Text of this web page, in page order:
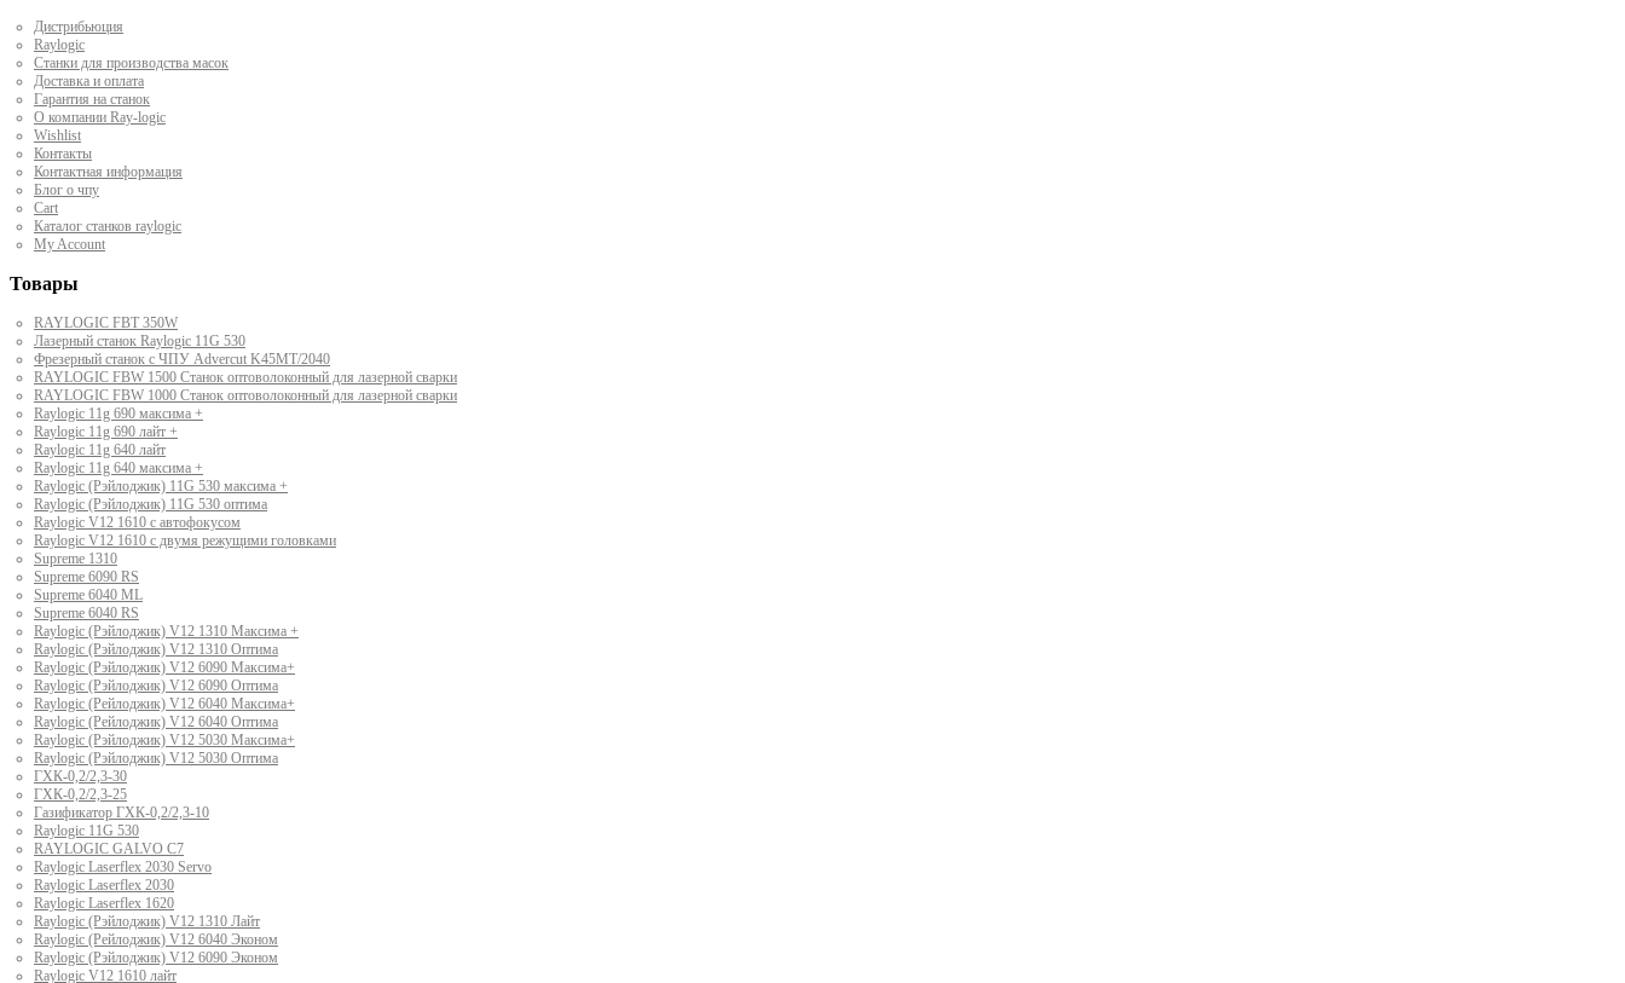
Дистрибьюция
Raylogic
Станки для производства масок
Доставка и оплата
Гарантия на станок
О компании Ray-logic
Wishlist
Контакты
Контактная информация
Блог о чпу
Cart
Каталог станков raylogic
My Account
Товары
RAYLOGIC FBT 350W
Лазерный станок Raylogic 11G 530
Фрезерный станок с ЧПУ Advercut K45MT/2040
RAYLOGIC FBW 1500 Станок оптоволоконный для лазерной сварки
RAYLOGIC FBW 1000 Станок оптоволоконный для лазерной сварки
Raylogic 11g 690 максима +
Raylogic 11g 690 лайт +
Raylogic 11g 640 лайт
Raylogic 11g 640 максима +
Raylogic (Рэйлоджик) 11G 530 максима +
Raylogic (Рэйлоджик) 11G 530 оптима
Raylogic V12 1610 с автофокусом
Raylogic V12 1610 с двумя режущими головками
Supreme 1310
Supreme 6090 RS
Supreme 6040 ML
Supreme 6040 RS
Raylogic (Рэйлоджик) V12 1310 Максима +
Raylogic (Рэйлоджик) V12 1310 Оптима
Raylogic (Рэйлоджик) V12 6090 Максима+
Raylogic (Рэйлоджик) V12 6090 Оптима
Raylogic (Рейлоджик) V12 6040 Максима+
Raylogic (Рейлоджик) V12 6040 Оптима
Raylogic (Рэйлоджик) V12 5030 Максима+
Raylogic (Рэйлоджик) V12 5030 Оптима
ГХК-0,2/2,3-30
ГХК-0,2/2,3-25
Газификатор ГХК-0,2/2,3-10
Raylogic 11G 530
RAYLOGIC GALVO С7
Raylogic Laserflex 2030 Servo
Raylogic Laserflex 2030
Raylogic Laserflex 1620
Raylogic (Рэйлоджик) V12 1310 Лайт
Raylogic (Рейлоджик) V12 6040 Эконом
Raylogic (Рэйлоджик) V12 6090 Эконом
Raylogic V12 1610 лайт